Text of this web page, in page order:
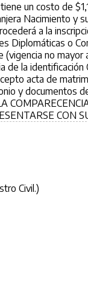
un costo de
Nacimiento y
a la
Diplomáticas o
no
de la
acta de
y documentos
CON
Civil.)